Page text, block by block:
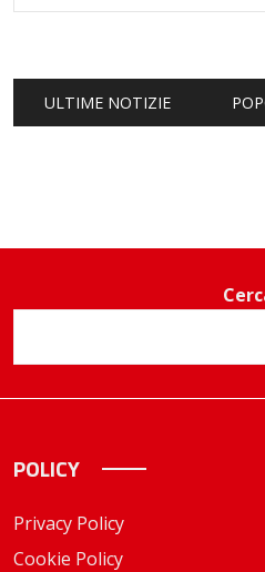
ULTIME NOTIZIE
POLICY
Privacy Policy
Cookie Policy